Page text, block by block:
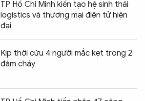
TP Hồ Chí Minh kiến tạo hệ sinh thái
logistics và thương mại điện tử hiện
đại
Kịp thời cứu 4 người mắc kẹt trong 2
đám cháy